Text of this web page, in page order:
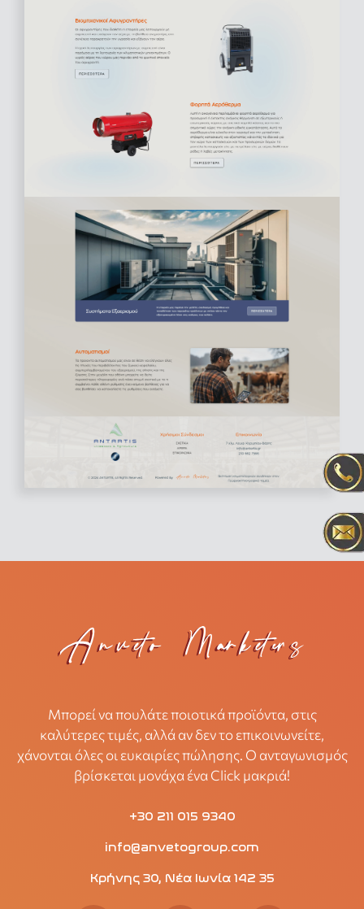
Μπορεί να πουλάτε ποιοτικά προϊόντα, στις
καλύτερες τιμές, αλλά αν δεν το επικοινωνείτε,
χάνονται όλες οι ευκαιρίες πώλησης. Ο ανταγωνισμός
βρίσκεται μονάχα ένα Click μακριά!
+30 211 015 9340
info@anvetogroup.com
Κρήνης 30, Νέα Ιωνία 142 35